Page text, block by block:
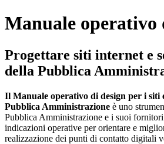
Manuale operativo
Progettare siti internet e
della Pubblica
Il Manuale operativo di design per i siti
Pubblica Amministrazione è uno
Pubblica Amministrazione e i suoi
indicazioni operative per orientare e
realizzazione dei punti di contatto digitali